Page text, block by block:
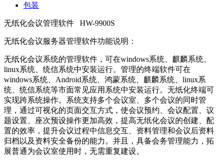
包装
无纸化会议管理软件 HW-9900S
无纸化会议服务器管理软件功能说明：
无纸化会议系统的管理软件，可在windows系统、麒麟系统、
linux系统、统信系统中安装运行。管理的终端软件可在
windows系统、Android系统、鸿蒙系统、麒麟系统、linux系
统、统信系统等市面常见应用系统中安装运行。无纸化终端可
实现跨系统操作。系统支持多个会议室、多个会议的同时管
理，通过可视化的页面交互方式，使会议预约、会议配置、议
题设置、座次预设操作更加高效，提高无纸化会议的创建、配
置的效率，提升会议过程中信息交互、资料管理和会议后资料
归档以及资料安全备份的能力。并且，具备会务管理能力，拓
展普通为会议室使用时，无需重复建设。